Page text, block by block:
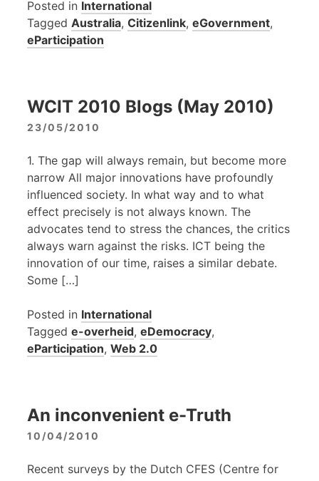
Posted in International
Tagged Australia, Citizenlink, eGovernment,
eParticipation
WCIT 2010 Blogs (May 2010)
23/05/2010
1. The gap will always remain, but become more
narrow All major innovations have profoundly
influenced society. In what way and to what
effect precisely is not always known. The
advocates tend to stress the chances, the critics
always warn against the risks. ICT being the
innovation of our time, raises a similar debate.
Some […]
Posted in International
Tagged e-overheid, eDemocracy,
eParticipation, Web 2.0
An inconvenient e-Truth
10/04/2010
Recent surveys by the Dutch CFES (Centre for